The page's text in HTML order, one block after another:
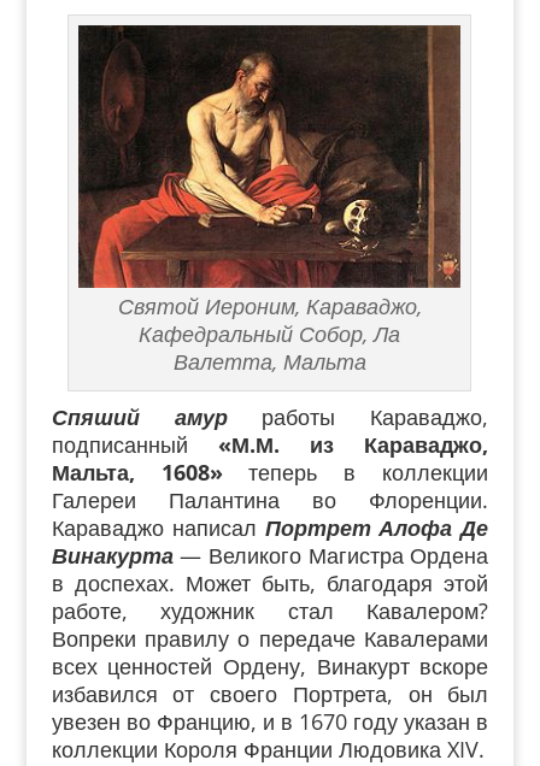
Святой Иероним, Караваджо,
Кафедральный Собор, Ла
Валетта, Мальта
Спяший амурработы Караваджо,
подписанный «М.М. из Караваджо,
Мальта, 1608»теперь в коллекции
Галереи Палантина во Флоренции.
Караваджо написал Портрет Алофа Де
Винакурта— Великого Магистра Ордена
в доспехах. Может быть, благодаря этой
работе, художник стал Кавалером?
Вопреки правилу о передаче Кавалерами
всех ценностей Ордену, Винакурт вскоре
избавился от своего Портрета, он был
увезен во Францию, и в 1670 году указан в
коллекции Короля Франции Людовика XIV.